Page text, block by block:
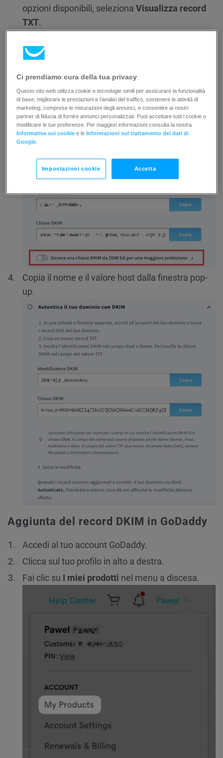
opzioni disponibili, seleziona Visualizza record
TXT.
(Facoltativo) Se desideri utilizzare una chiave
DKIM a 2048 bit, sposta il cursore accanto a
Genera una chiave DKIM a 2048 bit per una
protezione più forte e conferma.
Copia il nome e il valore host dalla finestra pop-
up.
Aggiunta del record DKIM in GoDaddy
Accedi al tuo account GoDaddy.
Clicca sul tuo profilo in alto a destra.
Fai clic su I miei prodotti nel menu a discesa.
Ci prendiamo cura della tua privacy
Questo sito web utilizza cookie e tecnologie simili per assicurare la funzionalità
di base, migliorare le prestazioni e l’analisi del traffico, sostenere le attività di
marketing, comprese le misurazioni degli annunci, e consentire ai nostri
partner di fiducia di fornire annunci personalizzati. Puoi accettare tutti i cookie o
modificare le tue preferenze. Per maggiori informazioni consulta la nostra
Informativa sui cookie e le Informazioni sul trattamento dei dati di
Google
Impostazioni cookie Accetta